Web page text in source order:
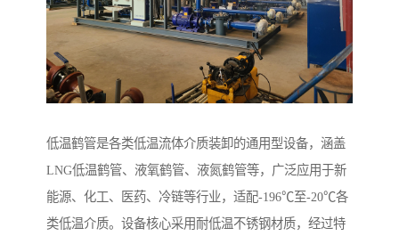
低温鹤管是各类低温流体介质装卸的通用型设备，涵盖
LNG低温鹤管、液氧鹤管、液氮鹤管等，广泛应用于新
能源、化工、医药、冷链等行业，适配-196℃至-20℃各
类低温介质。设备核心采用耐低温不锈钢材质，经过特